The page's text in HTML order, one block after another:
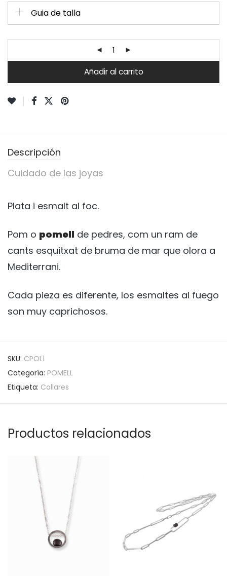
Guia de talla
Añadir al carrito
Descripción
Cuidado de las joyas
Plata i esmalt al foc.
Pom o pomell de pedres, com un ram de
cants esquitxat de bruma de mar que olora a
Mediterrani.
Cada pieza es diferente, los esmaltes al fuego
son muy caprichosos.
SKU: CPOL1
Categoría: POMELL
Etiqueta: Collares
Productos relacionados